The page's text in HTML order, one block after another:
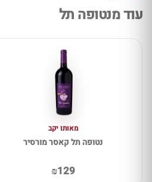
עוד מנטופה תל
מאותו יקב
נטופה תל קאסר מורסיר
₪129